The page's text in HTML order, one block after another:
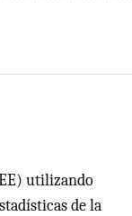
) utilizando
de la